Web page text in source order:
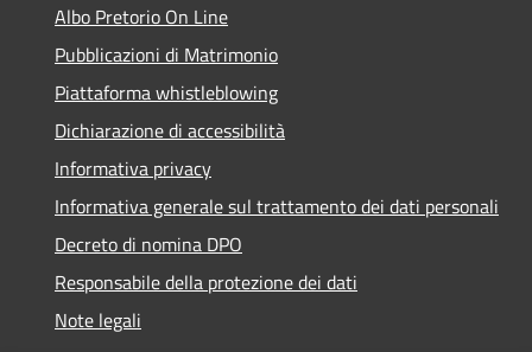
Albo Pretorio On Line
Pubblicazioni di Matrimonio
Piattaforma whistleblowing
Dichiarazione di accessibilità
Informativa privacy
Informativa generale sul trattamento dei dati personali
Decreto di nomina DPO
Responsabile della protezione dei dati
Note legali